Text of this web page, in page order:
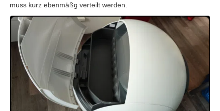
muss kurz ebenmäßg verteilt werden.